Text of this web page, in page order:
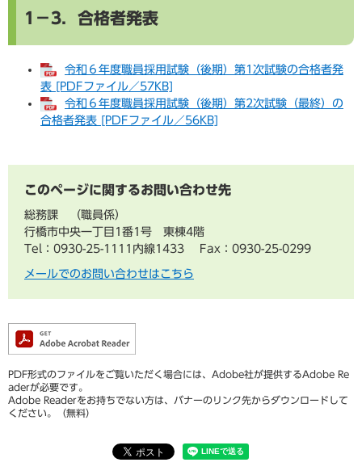
1－3．合格者発表
令和６年度職員採用試験（後期）第1次試験の合格者発
表 [PDFファイル／57KB]
令和６年度職員採用試験（後期）第2次試験（最終）の
合格者発表 [PDFファイル／56KB]
このページに関するお問い合わせ先
総務課
職員係
行橋市中央一丁目1番1号 東棟4階
Tel：0930-25-1111内線1433
Fax：0930-25-0299
メールでのお問い合わせはこちら
PDF形式のファイルをご覧いただく場合には、Adobe社が提供するAdobe Re
aderが必要です。
Adobe Readerをお持ちでない方は、バナーのリンク先からダウンロードして
ください。（無料）